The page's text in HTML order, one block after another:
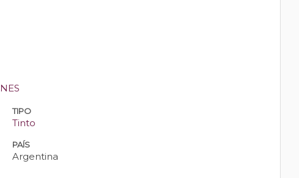
TIPO
Tinto
PAÍS
Argentina